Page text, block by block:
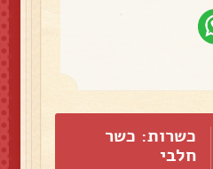
כשרות: כשר
חלבי